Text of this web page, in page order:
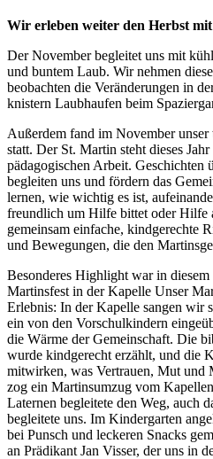
Wir erleben weiter den Herbst
Der November begleitet uns mit
und buntem Laub. Wir nehmen
beobachten die Veränderungen in
knistern Laubhaufen beim
Außerdem fand im November
statt. Der St. Martin steht dieses
pädagogischen Arbeit.
begleiten uns und fördern das
lernen, wie wichtig es ist,
freundlich um Hilfe bittet oder Hilfe
gemeinsam einfache, kindgerechte
und Bewegungen, die den
Besonderes Highlight war in diesem
Martinsfest in der Kapelle Unser
Erlebnis: In der Kapelle sangen wir
ein von den Vorschulkindern
die Wärme der Gemeinschaft. Die
wurde kindgerecht erzählt, und die
mitwirken, was Vertrauen, Mut und
zog ein Martinsumzug vom
Laternen begleitete den Weg, auch
begleitete uns. Im Kindergarten
bei Punsch und leckeren Snacks
an Prädikant Jan Visser, der uns in